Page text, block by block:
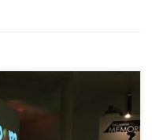
conmemorativa del